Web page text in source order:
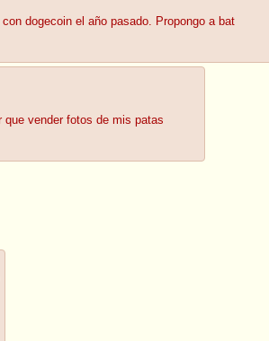
dogecoin el año pasado. Propongo a bat
que vender fotos de mis patas